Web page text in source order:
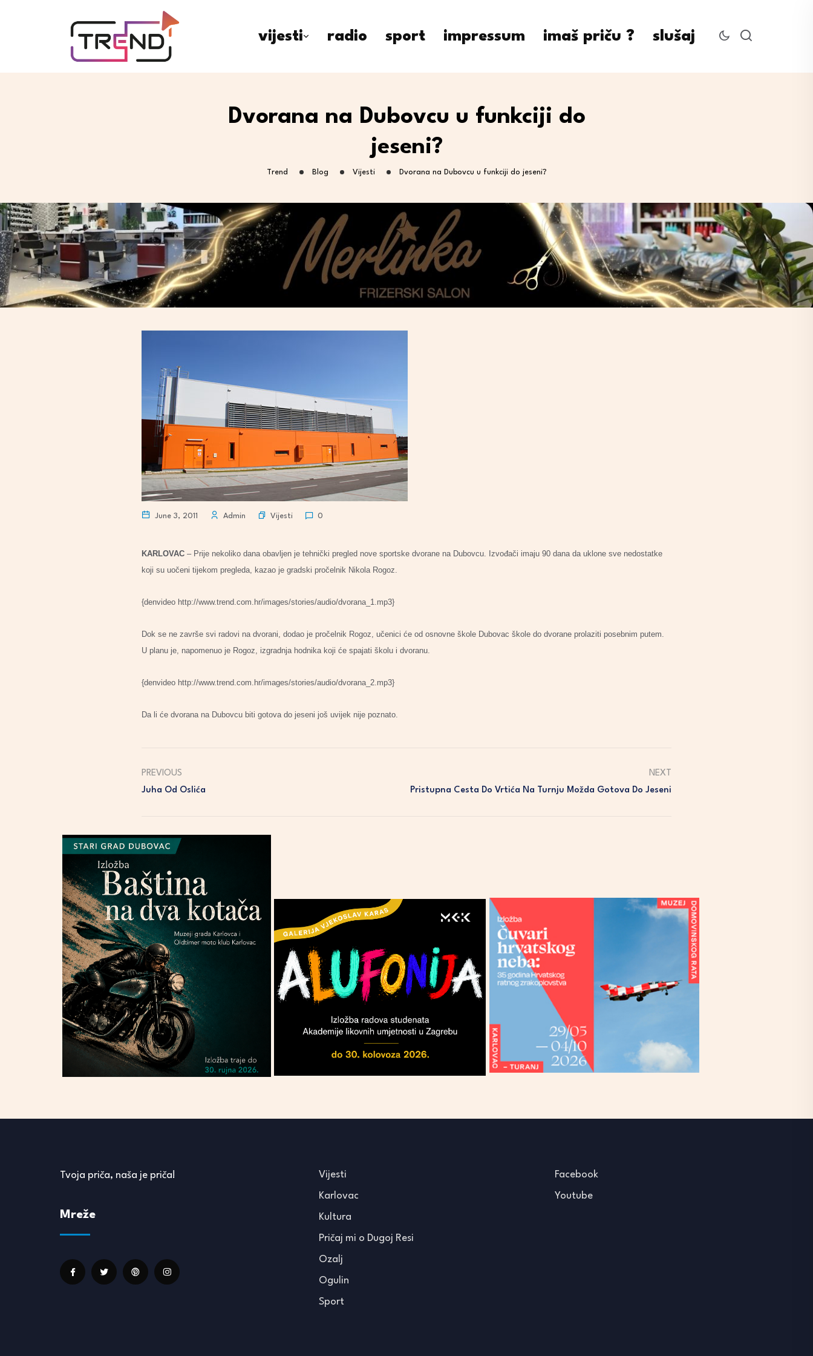
vijesti radio sport impressum imaš priču ? slušaj
Dvorana na Dubovcu u funkciji do
jeseni?
Trend Blog Vijesti Dvorana na Dubovcu u funkciji do jeseni?
June 3, 2011 Admin Vijesti 0
KARLOVAC – Prije nekoliko dana obavljen je tehnički pregled nove sportske dvorane na Dubovcu. Izvođači imaju 90 dana da uklone sve nedostatke
koji su uočeni tijekom pregleda, kazao je gradski pročelnik Nikola Rogoz.
{denvideo http://www.trend.com.hr/images/stories/audio/dvorana_1.mp3}
Dok se ne završe svi radovi na dvorani, dodao je pročelnik Rogoz, učenici će od osnovne škole Dubovac škole do dvorane prolaziti posebnim putem.
U planu je, napomenuo je Rogoz, izgradnja hodnika koji će spajati školu i dvoranu.
{denvideo http://www.trend.com.hr/images/stories/audio/dvorana_2.mp3}
Da li će dvorana na Dubovcu biti gotova do jeseni još uvijek nije poznato.
PREVIOUS
Juha Od Oslića
NEXT
Pristupna Cesta Do Vrtića Na Turnju Možda Gotova Do Jeseni
Tvoja priča, naša je priča!
Mreže
Vijesti
Karlovac
Kultura
Pričaj mi o Dugoj Resi
Ozalj
Ogulin
Sport
Facebook
Youtube